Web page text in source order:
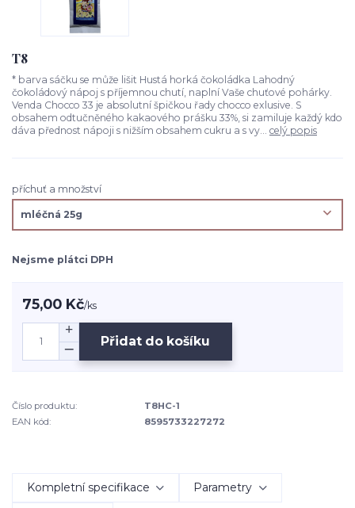
T8
* barva sáčku se může lišit Hustá horká čokoládka Lahodný
čokoládový nápoj s příjemnou chutí, naplní Vaše chuťové pohárky.
Venda Chocco 33 je absolutní špičkou řady chocco exlusive. S
obsahem odtučněného kakaového prášku 33%, si zamiluje každý kdo
dáva přednost nápoji s nižším obsahem cukru a s vy... celý popis
příchuť a množství
Nejsme plátci DPH
75,00 Kč/ks
Přidat do košíku
Číslo produktu:
T8HC-1
EAN kód:
8595733227272
Kompletní specifikace Parametry